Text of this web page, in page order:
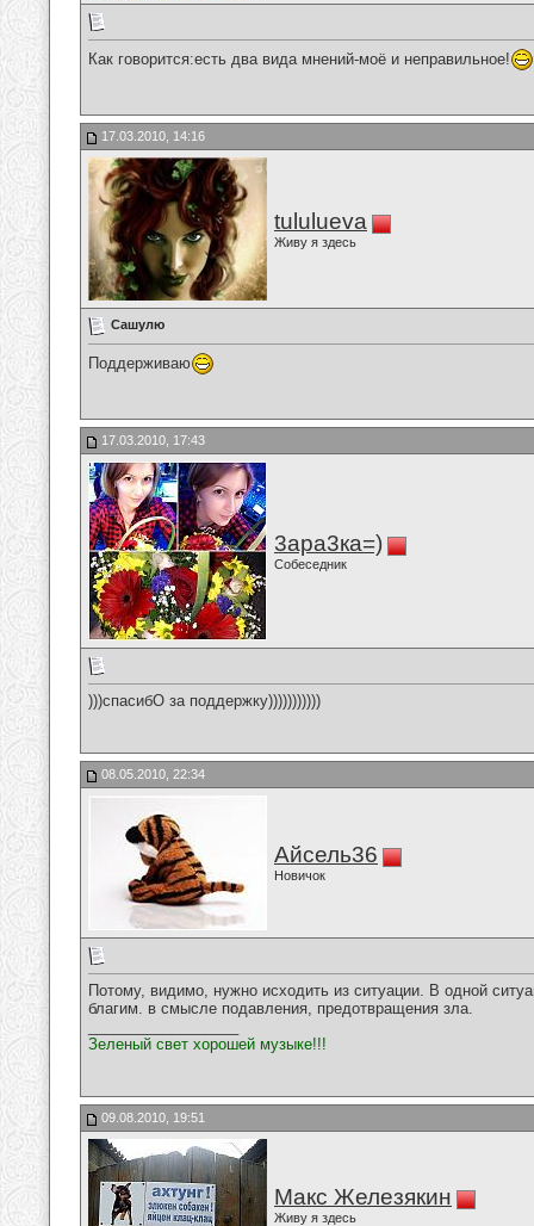
Как говорится:есть два вида мнений-моё и неправильное!
17.03.2010, 14:16
tululueva
Живу я здесь
Сашулю
Поддерживаю
17.03.2010, 17:43
3ара3ка=)
Собеседник
)))спасибО за поддержку)))))))))))
08.05.2010, 22:34
Айсель36
Новичок
Потому, видимо, нужно исходить из ситуации. В одной
благим. в смысле подавления, предотвращения зла.
Зеленый свет хорошей музыке!!!
09.08.2010, 19:51
Макс Железякин
Живу я здесь